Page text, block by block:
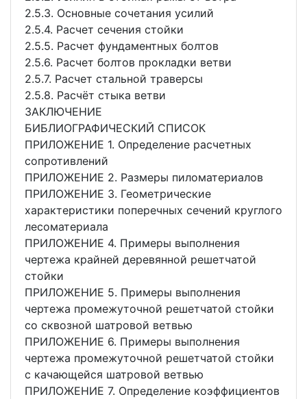
2.5.3. Основные сочетания усилий
2.5.4. Расчет сечения стойки
2.5.5. Расчет фундаментных болтов
2.5.6. Расчет болтов прокладки ветви
2.5.7. Расчет стальной траверсы
2.5.8. Расчёт стыка ветви
ЗАКЛЮЧЕНИЕ
БИБЛИОГРАФИЧЕСКИЙ СПИСОК
ПРИЛОЖЕНИЕ 1. Определение расчетных
сопротивлений
ПРИЛОЖЕНИЕ 2. Размеры пиломатериалов
ПРИЛОЖЕНИЕ 3. Геометрические
характеристики поперечных сечений круглого
лесоматериала
ПРИЛОЖЕНИЕ 4. Примеры выполнения
чертежа крайней деревянной решетчатой
стойки
ПРИЛОЖЕНИЕ 5. Примеры выполнения
чертежа промежуточной решетчатой стойки
со сквозной шатровой ветвью
ПРИЛОЖЕНИЕ 6. Примеры выполнения
чертежа промежуточной решетчатой стойки
с качающейся шатровой ветвью
ПРИЛОЖЕНИЕ 7. Определение коэффициентов